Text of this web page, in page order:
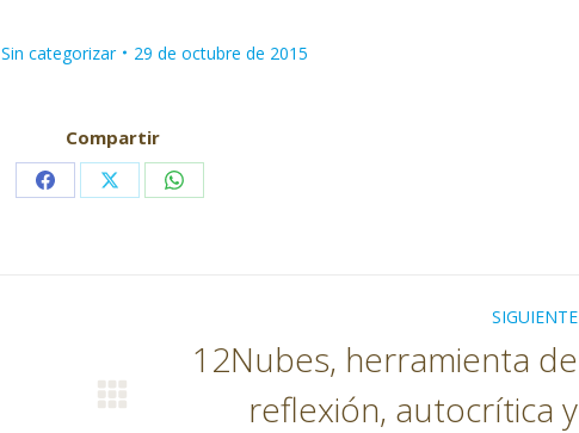
Sin categorizar 29 de octubre de 2015
Compartir
Share Share Share
SIGUIENTE
Publicación
12Nubes, herramienta de
reflexión, autocrítica y